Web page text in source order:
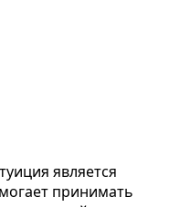
является
принимать